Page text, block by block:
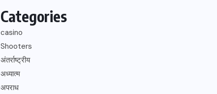
Categories
casino
Shooters
अंतर्राष्ट्रीय
अध्यात्म
अपराध